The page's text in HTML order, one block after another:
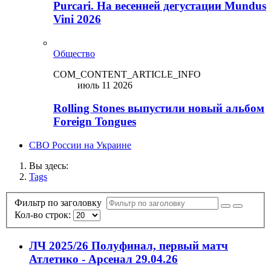
Purcari. На весенней дегустации Mundus
Vini 2026
Общество
COM_CONTENT_ARTICLE_INFO
июль 11 2026
Rolling Stones выпустили новый альбом
Foreign Tongues
СВО России на Украине
Вы здесь:
Tags
Фильтр по заголовку
Кол-во строк:
ЛЧ 2025/26 Полуфинал, первый матч
Атлетико - Арсенал 29.04.26